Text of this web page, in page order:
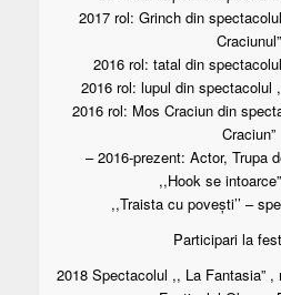
2017 rol: Grinch din
Craciunul”
2016 rol: tatal din
2016 rol: lupul din spectacolul
2016 rol: Mos Craciun din
Craciun”
– 2016-prezent: Actor, Trupa
,,Hook se
,,Traista cu povești’’ –
Participari la
2018 Spectacolul ,, La Fantasia”